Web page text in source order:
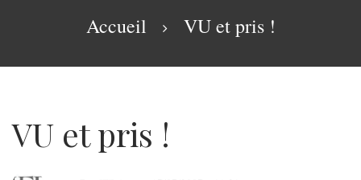
d'ArianeAccueil VU et pris !
VU et pris !